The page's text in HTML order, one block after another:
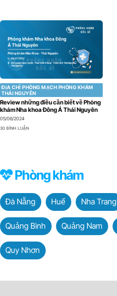
ĐỊA CHỈ PHÒNG MẠCH PHÒNG KHÁM
THÁI NGUYÊN
Review những điều cần biết về Phòng
khám Nha khoa Đông Á Thái Nguyên
05/06/2024
30 BÌNH LUẬN
Phòng khám
Đà Nẵng Huế Nha Trang
Quảng Bình Quảng Nam
Quy Nhơn